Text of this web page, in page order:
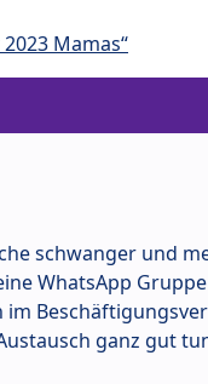
Mamas“
schwanger und
WhatsApp
ganz gut